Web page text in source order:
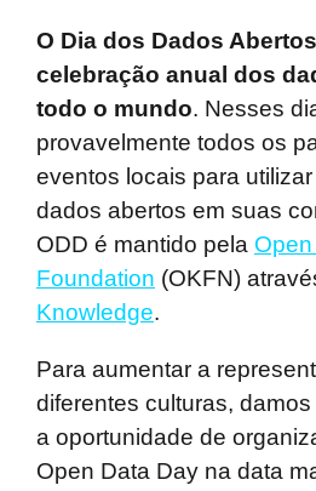
O Dia dos Dados
celebração anual dos
todo o mundo. Nesses
provavelmente todos os
eventos locais para
dados abertos em suas
ODD é mantido pela
Foundation (OKFN)
Knowledge.
Para aumentar a
diferentes culturas,
a oportunidade de
Open Data Day na data